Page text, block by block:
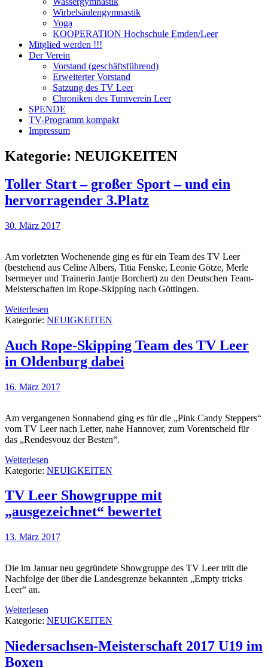
Wirbelsäulengymnastik
Yoga
KOOPERATION Hochschule Emden/Leer
Mitglied werden !!!
Der Verein
Vorstand (geschäftsführend)
Erweiterter Vorstand
Satzung des TV Leer
Chroniken des Turnverein Leer
SPENDE
TV-Programm kompakt
Impressum
Kategorie: NEUIGKEITEN
Toller Start – großer Sport – und ein
hervorragender 3.Platz
30. März 2017
Am vorletzten Wochenende ging es für ein Team des TV Leer
(bestehend aus Celine Albers, Titia Fenske, Leonie Götze, Merle
Isermeyer und Trainerin Jantje Borchert) zu den Deutschen Team-
Meisterschaften im Rope-Skipping nach Göttingen.
Weiterlesen
Kategorie: NEUIGKEITEN
Auch Rope-Skipping Team des TV Leer
in Oldenburg dabei
16. März 2017
Am vergangenen Sonnabend ging es für die „Pink Candy Steppers“
vom TV Leer nach Letter, nahe Hannover, zum Vorentscheid für
das „Rendesvouz der Besten“.
Weiterlesen
Kategorie: NEUIGKEITEN
TV Leer Showgruppe mit
„ausgezeichnet“ bewertet
13. März 2017
Die im Januar neu gegründete Showgruppe des TV Leer tritt die
Nachfolge der über die Landesgrenze bekannten „Empty tricks
Leer“ an.
Weiterlesen
Kategorie: NEUIGKEITEN
Niedersachsen-Meisterschaft 2017 U19 im
Boxen